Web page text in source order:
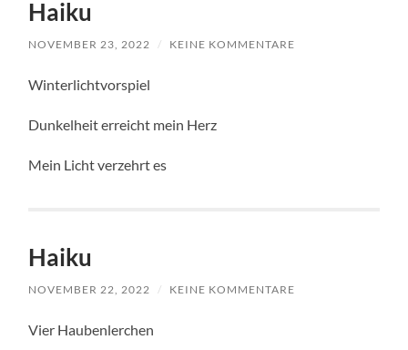
Haiku
NOVEMBER 23, 2022 / KEINE KOMMENTARE
Winterlichtvorspiel
Dunkelheit erreicht mein Herz
Mein Licht verzehrt es
Haiku
NOVEMBER 22, 2022 / KEINE KOMMENTARE
Vier Haubenlerchen